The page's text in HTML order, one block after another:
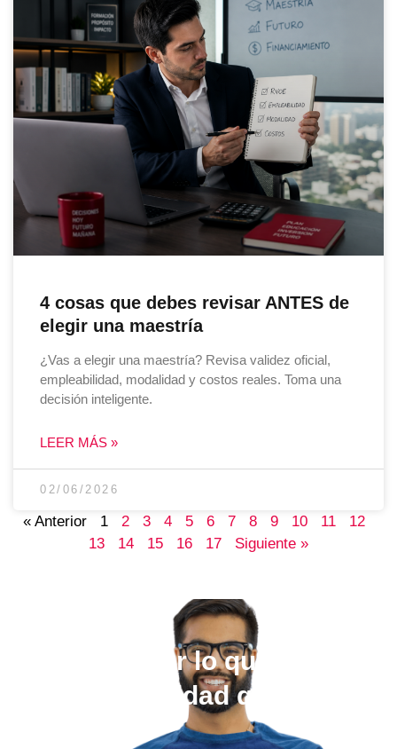
4 cosas que debes revisar ANTES de
elegir una maestría
¿Vas a elegir una maestría? Revisa validez oficial,
empleabilidad, modalidad y costos reales. Toma una
decisión inteligente.
LEER MÁS »
02/06/2026
« Anterior 1 2 3 4 5 6 7 8 9 10 11
12
13
14 15 16 17 Siguiente »
Elige estudiar lo que quieras,
en la universidad que más te